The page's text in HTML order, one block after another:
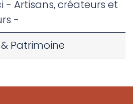
- Artisans, créateurs et
-
Patrimoine